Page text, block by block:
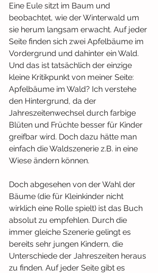
Eine Eule sitzt im Baum und
beobachtet, wie der Winterwald um
sie herum langsam erwacht. Auf jeder
Seite finden sich zwei Apfelbäume im
Vordergrund und dahinter ein Wald.
Und das ist tatsächlich der einzige
kleine Kritikpunkt von meiner Seite:
Apfelbäume im Wald? Ich verstehe
den Hintergrund, da der
Jahreszeitenwechsel durch farbige
Blüten und Früchte besser für Kinder
greifbar wird. Doch dazu hätte man
einfach die Waldszenerie z.B. in eine
Wiese ändern können.
Doch abgesehen von der Wahl der
Bäume (die für Kleinkinder nicht
wirklich eine Rolle spielt) ist das Buch
absolut zu empfehlen. Durch die
immer gleiche Szenerie gelingt es
bereits sehr jungen Kindern, die
Unterschiede der Jahreszeiten heraus
zu finden. Auf jeder Seite gibt es